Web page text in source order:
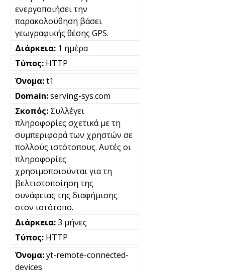
ενεργοποιήσει την
παρακολούθηση βάσει
γεωγραφικής θέσης GPS.
1 ημέρα
HTTP
t1
serving-sys.com
Συλλέγει
πληροφορίες σχετικά με τη
συμπεριφορά των χρηστών σε
πολλούς ιστότοπους. Αυτές οι
πληροφορίες
χρησιμοποιούνται για τη
βελτιστοποίηση της
συνάφειας της διαφήμισης
στον ιστότοπο.
3 μήνες
HTTP
yt-remote-connected-
devices